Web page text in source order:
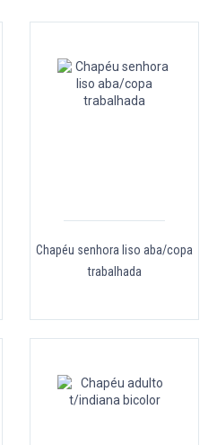
Chapéu senhora liso aba/copa
trabalhada